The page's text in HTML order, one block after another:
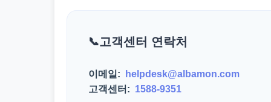
고객센터 연락처
이메일:
helpdesk@albamon.com
고객센터: 1588-9351